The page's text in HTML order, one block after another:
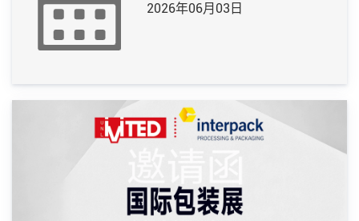
2026年06月03日